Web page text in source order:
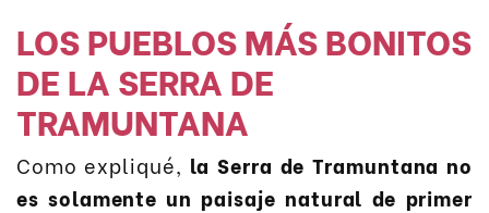
LOS PUEBLOS MÁS BONITOS
DE LA SERRA DE
TRAMUNTANA
Como expliqué, la Serra de Tramuntana no
es solamente un paisaje natural de primer